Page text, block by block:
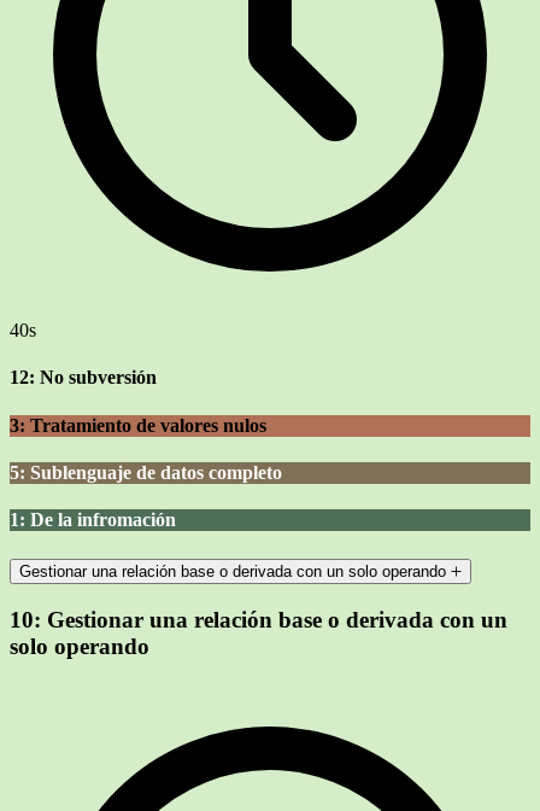
40s
12: No subversión
3: Tratamiento de valores nulos
5: Sublenguaje de datos completo
1: De la infromación
Gestionar una relación base o derivada con un solo operando
10: Gestionar una relación base o derivada con un
solo operando